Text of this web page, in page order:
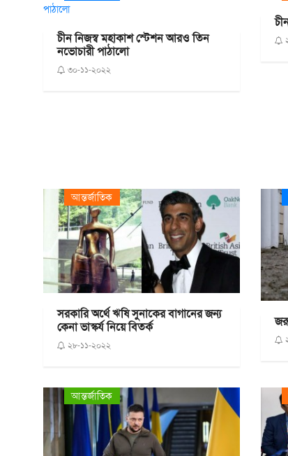
চীন নিজস্ব মহাকাশ স্টেশন আরও তিন
নভোচারী পাঠালো
৩০-১১-২০২২
আন্তর্জাতিক
সরকারি অর্থে ঋষি সুনাকের বাগানের জন্য
কেনা ভাস্কর্য নিয়ে বিতর্ক
২৮-১১-২০২২
আন্তর্জাতিক